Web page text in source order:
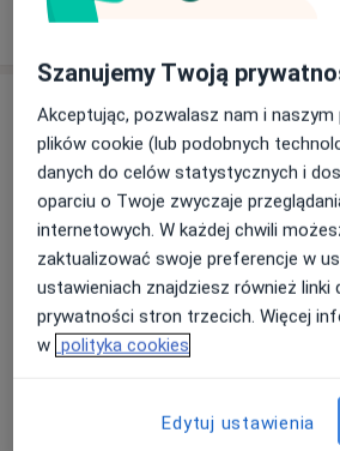
W jaki sposób ustalane są ceny?
Adresy (5)
Adres 1 Adres 2 Adres 3
Centrum Medyczne
Katowice -
aleja Roździeńskiego 1a,40-
Szanujemy Twoją
Akceptując, pozwalasz nam i
plików cookie (lub podobnych
danych do celów statystycznych i
oparciu o Twoje zwyczaje
internetowych. W każdej chwili
zaktualizować swoje preferencje w
ustawieniach znajdziesz również linki
prywatności stron trzecich. Więcej
w polityka cookies
Edytuj ustawienia